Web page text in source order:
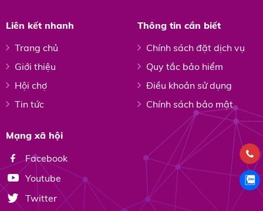
Liên kết nhanh
Trang chủ
Giới thiệu
Hội chợ
Tin tức
Thông tin cần biết
Chính sách đặt dịch vụ
Quy tắc bảo hiểm
Điều khoản sử dụng
Chính sách bảo mật
Mạng xã hội
Facebook
Youtube
Twitter